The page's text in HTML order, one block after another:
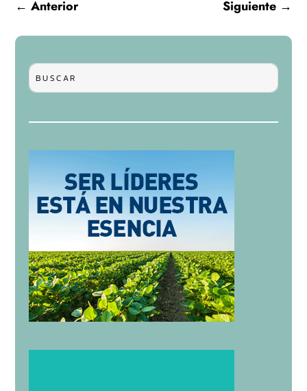
←Anterior Siguiente→